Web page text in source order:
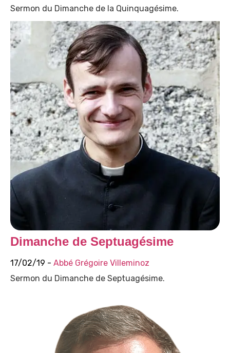
Sermon du Dimanche de la Quinquagésime.
Dimanche de Septuagésime
17/02/19 - Abbé Grégoire Villeminoz
Sermon du Dimanche de Septuagésime.